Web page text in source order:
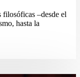
filosóficas –desde el
hasta la